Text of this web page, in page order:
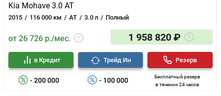
Kia Mohave 3.0 AT
2015 116 000 км AT 3.0 л Полный
от 26 726 р./мес. 1 958 820 ₽
- 200 000
в Кредит
- 100 000
Трейд Ин
Бесплатный резерв
в течении 24 часов
Резерв